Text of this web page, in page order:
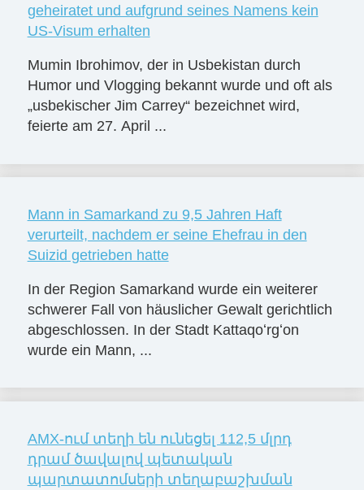
geheiratet und aufgrund seines Namens kein
US-Visum erhalten
Mumin Ibrohimov, der in Usbekistan durch
Humor und Vlogging bekannt wurde und oft als
„usbekischer Jim Carrey“ bezeichnet wird,
feierte am 27. April ...
Mann in Samarkand zu 9,5 Jahren Haft
verurteilt, nachdem er seine Ehefrau in den
Suizid getrieben hatte
In der Region Samarkand wurde ein weiterer
schwerer Fall von häuslicher Gewalt gerichtlich
abgeschlossen. In der Stadt Kattaqoʻrgʻon
wurde ein Mann, ...
AMX-ում տեղի են ունեցել 112,5 մլրդ
դրամ ծավալով պետական
պարտատոմսերի տեղաբաշխման